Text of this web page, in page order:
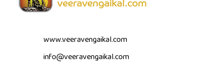
www.veeravengaikal.com
info@veeravengaikal.com